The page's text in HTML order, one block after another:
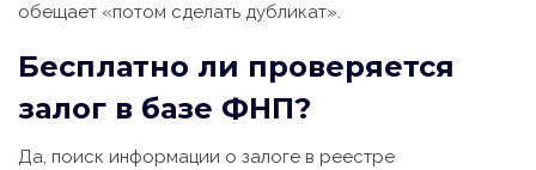
обещает «потом сделать дубликат».
Бесплатно ли проверяется
залог в базе ФНП?
Да, поиск информации о залоге в реестре